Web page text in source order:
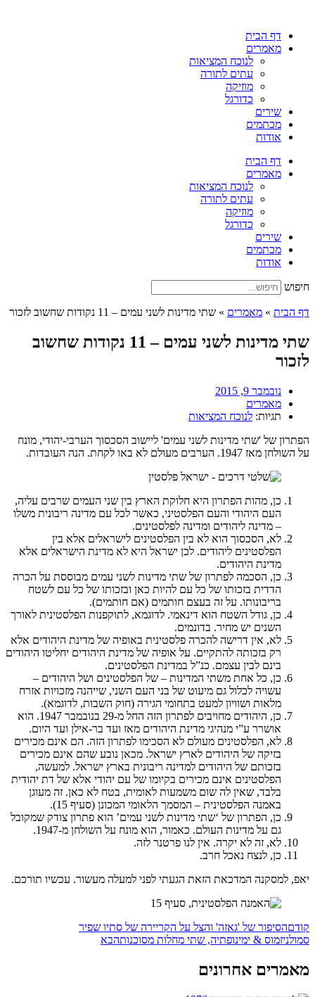
דף הבית
מאמרים
לנוכח המציאות
עתים לתורה
מוזיקה
כדורגל
שירים
מכתמים
אודות
דף הבית
מאמרים
לנוכח המציאות
עתים לתורה
מוזיקה
כדורגל
שירים
מכתמים
אודות
חיפוש
דף הבית » מאמרים » שתי מדינות לשני עמים – 11 נקודות שחשוב לזכור
שתי מדינות לשני עמים – 11 נקודות שחשוב
לזכור
נובמבר 9, 2015
מאמרים
תגיות: לנוכח המציאות
הפתרון של 'שתי מדינות לשני עמים' ליישוב הסכסוך הערבי-יהודי, מונח
על השולחן מאז 1947. הערבים מעולם לא באו לקחת. הנה העובדות.
כן, מהות הפתרון היא חלוקת הארץ בין שני העמים שרבים עליה,
העם היהודי והעם הפלסטיני, כאשר לכל עם מדינה ריבונית משלו
– מדינה ליהודים ומדינה לפלסטינים.
לא, הסכסוך הוא לא בין הפלסטינים לישראלים אלא בין
הפלסטינים ליהודים. לכן ישראל היא לא מדינת הישראלים אלא
מדינת היהודים.
כן, הסכמה לפתרון של שתי מדינות לשני עמים מבוססת על הכרה
הדדית בזכותו של כל עם להיות כאן ובזכותו של כל עם לשטח
בריבונותו. על זה בעצם חותמים (אם חותמים).
כן, גודל השטח הוא דינאמי. לדוגמא, לתוקפנות הפלסטינית לאורך
השנים יש מחיר. בדונמים.
לא, אין דרישה להכרה פלסטינית באופיה של מדינת היהודים אלא
רק בזכותה להתקיים. על אופיה של מדינת היהודים יחליטו היהודים
בינם לבין עצמם. כנ”ל במדינת הפלסטינים.
כן, כל אחת משתי המדינות – של הפלסטינים ושל היהודים –
עשויה לכלול גם מיעוט של בני העם השני, שייהנה מזכויות אזרח
מלאות ושוויון למעט בתחומי הגירה (חוק השבות, לדוגמא).
כן, היהודים מחויבים לפתרון הזה החל מ-29 בנובמבר 1947. הוא
אושרר ע”י מנהיגי מדינת היהודים מאז ועד בר-אילן ועד היום.
לא, הפלסטינים מעולם לא הסכימו לפתרון הזה. הם אינם מכירים
בזיקה של היהודים לארץ ישראל. מכאן נובע שהם אינם מכירים
בזכותם של היהודים למדינה ריבונית בארץ ישראל. למעשה,
הפלסטינים אינם מכירים בקיומו של עם יהודי אלא של דת יהודית
בלבד, שאין לה שום משמעות לאומית, בטח לא כאן. זה מעוגן
באמנה הפלסטינית – המסמך הלאומי המכונן (סעיף 15).
כן, הפתרון של ‘שתי מדינות לשני עמים’ הוא פתרון צודק שמקובל
גם על מדינות העולם. כאמור, הוא מונח על השולחן מ-1947.
לא, זה לא יקרה. אין לנו פרטנר לזה.
כן, לנצח נאכל חרב.
יאפ, למסקנה המדכאת הזאת הגעתי לפני למעלה מעשור. עכשיו תורכם.
קודםהסיפור של 'גאזה' והצל על הקריירה של סתיו שפיר
סמולניזמוס & ימינופתיה, שתי מחלות מסוכנותהבא
מאמרים אחרונים